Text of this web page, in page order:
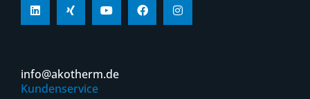
info@akotherm.de
Kundenservice